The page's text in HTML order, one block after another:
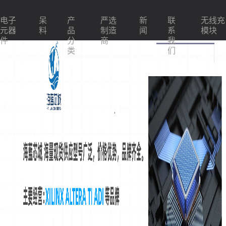
电子
元器
件
呆
料
产
品
分
类
严选
制造
商
新
闻
联
系
我
们
无线充
模块